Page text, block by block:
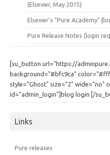
(Elsevier, May 2015)
Elsevier's "Pure Academy" (
Pure Release Notes (login
[su_button url="https://
background="#bfc9ca"
style="Ghost" size="2" wide="no"
id="admin_login"]blog login [/
Links
Pure releases